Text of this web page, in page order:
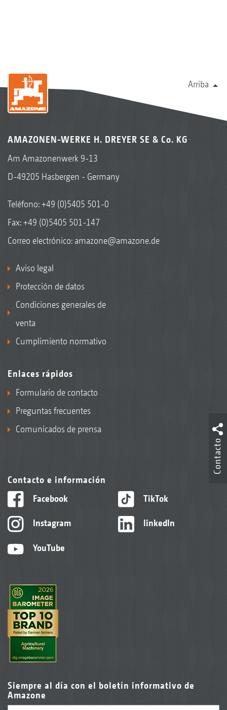
Arriba
AMAZONEN-WERKE H. DREYER SE & Co. KG
Am Amazonenwerk 9-13
D-49205 Hasbergen - Germany
Teléfono:+49 (0)5405 501-0
Fax: +49 (0)5405 501-147
Correo electrónico: amazone@amazone.de
Aviso legal
Protección de datos
Condiciones generales de
venta
Cumplimiento normativo
Enlaces rápidos
Formulario de contacto
Preguntas frecuentes
Comunicados de prensa
Contacto e información
Facebook
Instagram
YouTube
TikTok
linkedIn
Siempre al día con el boletín informativo de
Amazone
Contacto